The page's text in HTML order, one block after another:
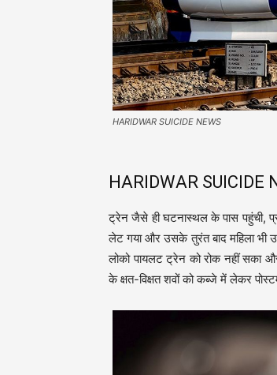
HARIDWAR SUICIDE NEWS
HARIDWAR SUICIDE
ट्रेन जैसे ही घटनास्थल के पास पहुंची,
लेट गया और उसके तुरंत बाद महिला भी
लोको पायलट ट्रेन को रोक नहीं सका
के क्षत-विक्षत शवों को कब्जे में लेकर